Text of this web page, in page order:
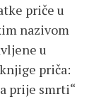
priče u
nazivom
u
priča:
prije smrti“